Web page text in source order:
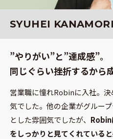
SYUHEI KANAMORI
”やりがい”と”達成感”。
同じぐらい挫折するから
営業職に憧れRobinに入社。
気でした。他の企業がグルー
とした雰囲気でしたが、 Robin
をしっかりと見てくれていると